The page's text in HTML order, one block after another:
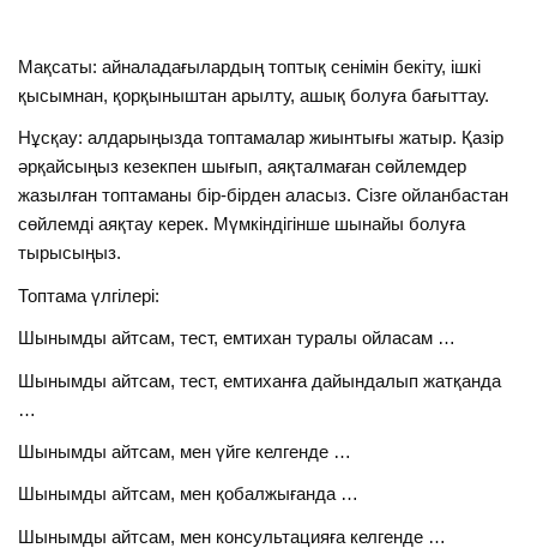
Мақсаты: айналадағылардың топтық сенімін бекіту, ішкі
қысымнан, қорқыныштан арылту, ашық болуға бағыттау.
Нұсқау: алдарыңызда топтамалар жиынтығы жатыр. Қазір
әрқайсыңыз кезекпен шығып, аяқталмаған сөйлемдер
жазылған топтаманы бір-бірден аласыз. Сізге ойланбастан
сөйлемді аяқтау керек. Мүмкіндігінше шынайы болуға
тырысыңыз.
Топтама үлгілері:
Шынымды айтсам, тест, емтихан туралы ойласам …
Шынымды айтсам, тест, емтиханға дайындалып жатқанда
…
Шынымды айтсам, мен үйге келгенде …
Шынымды айтсам, мен қобалжығанда …
Шынымды айтсам, мен консультацияға келгенде …